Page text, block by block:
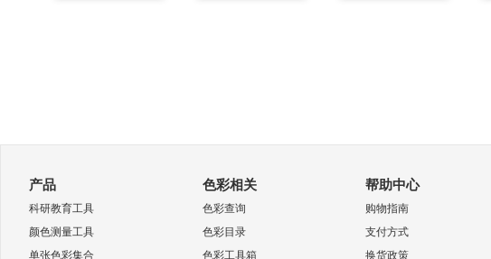
产品
科研教育工具
颜色测量工具
单张色彩集合
色彩相关
色彩查询
色彩目录
色彩工具箱
帮助中心
购物指南
支付方式
换货政策